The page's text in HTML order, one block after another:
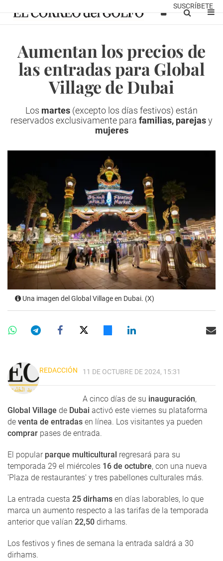
SUSCRÍBETE
Aumentan los precios de
las entradas para Global
Village de Dubai
Los martes (excepto los días festivos) están
reservados exclusivamente para familias, parejasy
mujeres
Una imagen del Global Village en Dubai. (X)
REDACCIÓN 11 DE OCTUBRE DE 2024, 15:31
A cinco días de su inauguración,
Global Village de Dubai activó este viernes su plataforma
de venta de entradas en línea. Los visitantes ya pueden
comprar pases de entrada.
El popularparque multicultural regresará para su
temporada 29 el miércoles 16 de octubre, con una nueva
'Plaza de restaurantes' y tres pabellones culturales más.
La entrada cuesta 25 dirhams en días laborables, lo que
marca un aumento respecto a las tarifas de la temporada
anterior que valían 22,50 dirhams.
Los festivos y fines de semana la entrada saldrá a 30
dirhams.